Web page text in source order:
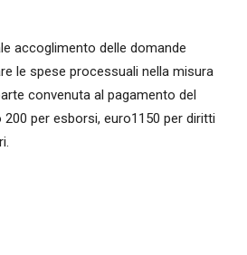
accoglimento delle domande
le spese processuali nella misura
convenuta al pagamento del
per esborsi, euro1150 per diritti